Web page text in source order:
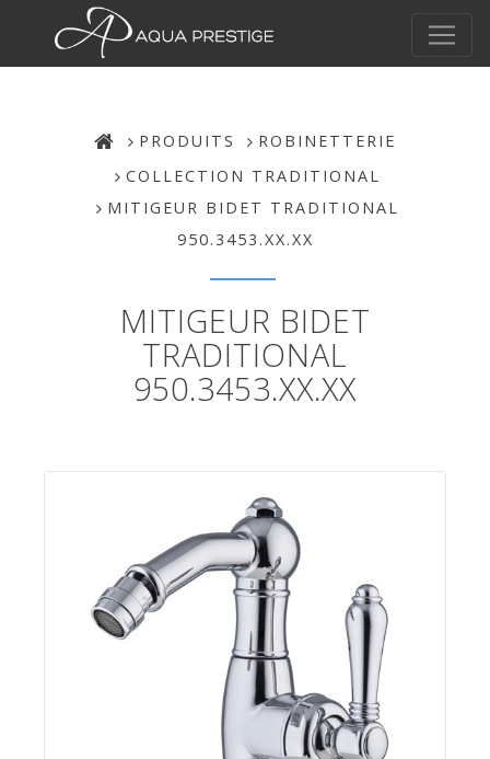
PRODUITS
ROBINETTERIE
COLLECTION TRADITIONAL
MITIGEUR BIDET TRADITIONAL
950.3453.XX.XX
MITIGEUR BIDET
TRADITIONAL
950.3453.XX.XX